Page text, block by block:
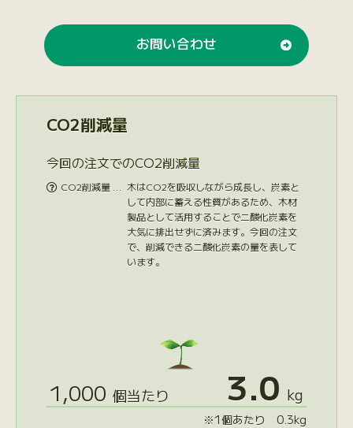
お問い合わせ
CO2削減量
今回の注文でのCO2削減量
 CO2削減量 …
木はCO2を吸収しながら成長し、炭素と
して内部に蓄える性質があるため、木材
製品として活用することで二酸化炭素を
大気に排出せずに済みます。今回の注文
で、削減できる二酸化炭素の量を表して
います。
1,000 個当たり 3.0 kg
※1個あたり 0.3kg